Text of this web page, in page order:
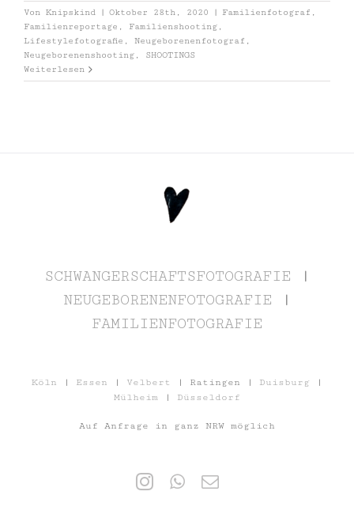
Von Knipskind | Oktober 28th, 2020 | Familienfotograf ,
Familienreportage , Familienshooting ,
Lifestylefotografie , Neugeborenenfotograf ,
Neugeborenenshooting , SHOOTINGS
Weiterlesen
SCHWANGERSCHAFTSFOTOGRAFIE |
NEUGEBORENENFOTOGRAFIE |
FAMILIENFOTOGRAFIE
Köln | Essen | Velbert | Ratingen | Duisburg |
Mülheim | Düsseldorf
Auf Anfrage in ganz NRW möglich